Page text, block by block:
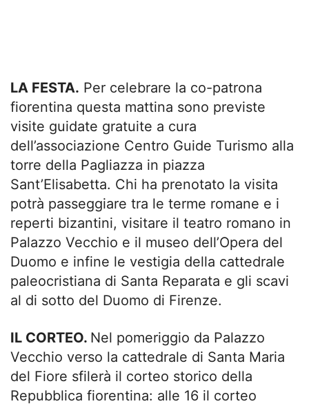
LA FESTA. Per celebrare la co-patrona
fiorentina questa mattina sono previste
visite guidate gratuite a cura
dell’associazione Centro Guide Turismo alla
torre della Pagliazza in piazza
Sant’Elisabetta. Chi ha prenotato la visita
potrà passeggiare tra le terme romane e i
reperti bizantini, visitare il teatro romano in
Palazzo Vecchio e il museo dell’Opera del
Duomo e infine le vestigia della cattedrale
paleocristiana di Santa Reparata e gli scavi
al di sotto del Duomo di Firenze.
IL CORTEO. Nel pomeriggio da Palazzo
Vecchio verso la cattedrale di Santa Maria
del Fiore sfilerà il corteo storico della
Repubblica fiorentina: alle 16 il corteo